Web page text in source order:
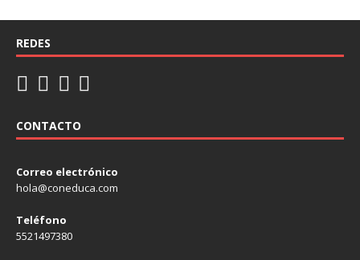
REDES
CONTACTO
Correo electrónico
hola@coneduca.com
Teléfono
5521497380